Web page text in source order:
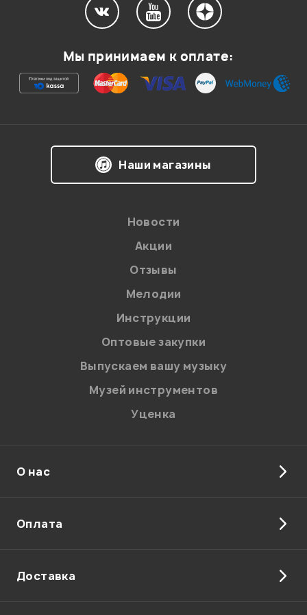
Ваша оценка:
на обработку персональных данных в
Политикой в отношении обработки
персональных данных.
Введите проверочное число:
Отправить
Мы принимаем к оплате:
Наши магазины
Новости
Акции
Отзывы
Мелодии
Инструкции
Оптовые закупки
Выпускаем вашу музыку
Музей инструментов
Уценка
О нас
Оплата
Доставка